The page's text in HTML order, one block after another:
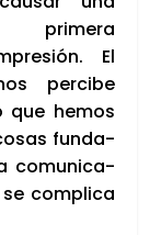
pri­me­ra
El
per­ci­be
que hemos
fun­da­
comu­ni­ca­
com­pli­ca